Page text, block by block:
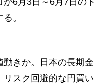
。
きか。日本の長期金
スク回避的な円買い